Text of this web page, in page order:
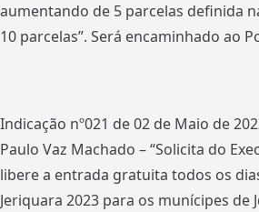
aumentando de 5 parcelas definida
10 parcelas”. Será encaminhado ao
Indicação nº021 de 02 de Maio de
Paulo Vaz Machado – “Solicita do
libere a entrada gratuita todos os
Jeriquara 2023 para os munícipes de